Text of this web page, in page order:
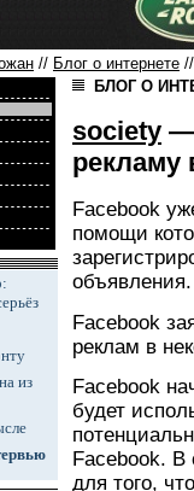
// Блог о интернете
из
БЛОГ О
society —
Facebook
помощи
объявления.
Facebook
реклам в
Facebook
будет
Facebook. В
для того,